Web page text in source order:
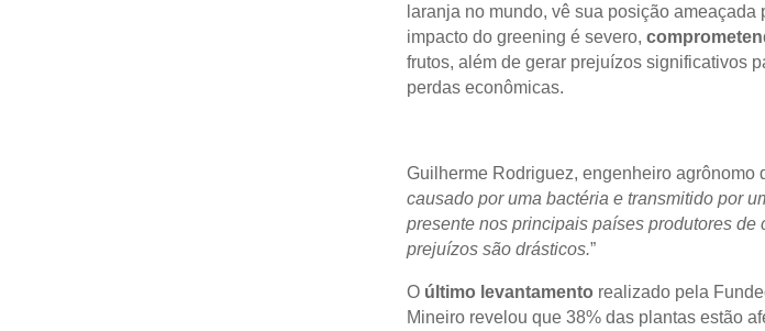
laranja no mundo, vê sua posição
impacto do greening é severo,
frutos, além de gerar prejuízos significativos
perdas econômicas.
Guilherme Rodriguez, engenheiro agrônomo
causado por uma bactéria e transmitido por
presente nos principais países produtores de
prejuízos são drásticos.”
O último levantamento realizado pela
Mineiro revelou que 38% das plantas estão